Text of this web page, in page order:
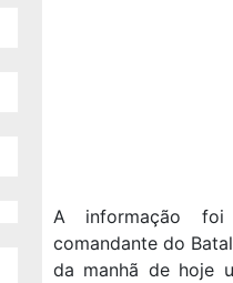
A informação foi
comandante do
da manhã de hoje